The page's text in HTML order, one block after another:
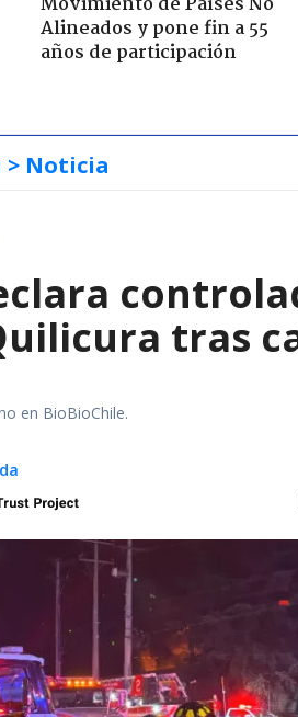
Alineados y pone fin a 55
años de participación
> Noticia
tras
en BioBioChile.